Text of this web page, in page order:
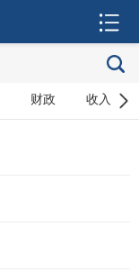
财政 收入